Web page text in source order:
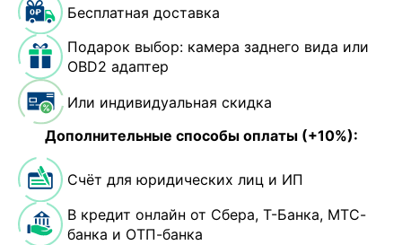
Бесплатная доставка
Подарок выбор: камера заднего вида или
OBD2 адаптер
Или индивидуальная скидка
Дополнительные способы оплаты (+10%):
Счёт для юридических лиц и ИП
В кредит онлайн от Сбера, Т-Банка, МТС-
банка и ОТП-банка